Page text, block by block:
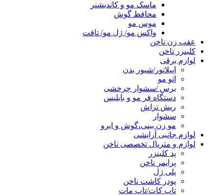
ماسک مو و کاندیشنر
محافظ گوش
موس مو
واکس مو/ ژل مو/ تافت
عقب زن ناخن
کلینزر ناخن
لوازم برقی
اپیلاتور/شیور بدن
اتو مو
برس /سشوار چرخشی
دستگاه فر مو و بابلیس
ریش تراش
سشوار
مو زن بینی،گوش و ابرو
لوازم جانبی آرایشی
لوازم و متریال تخصصی ناخن
پد کلینزر
پرایمر ناخن
پلی ژل
پودر کاشت ناخن
تاپ کات/تاپ مات